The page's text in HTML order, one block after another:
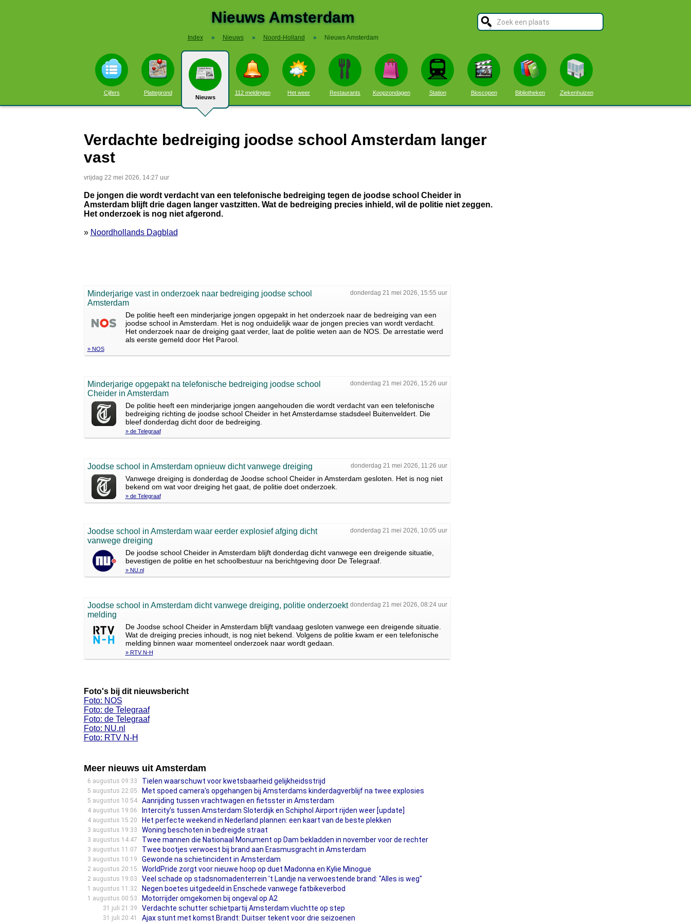
Nieuws Amsterdam
Index » Nieuws » Noord-Holland » Nieuws Amsterdam
Cijfers Plattegrond
Nieuws
112 meldingen Het weer Restaurants Koopzondagen Station Bioscopen Bibliotheken Ziekenhuizen
Verdachte bedreiging joodse school Amsterdam langer
vast
vrijdag 22 mei 2026, 14:27 uur
De jongen die wordt verdacht van een telefonische bedreiging tegen de joodse school Cheider in
Amsterdam blijft drie dagen langer vastzitten. Wat de bedreiging precies inhield, wil de politie niet zeggen.
Het onderzoek is nog niet afgerond.
» Noordhollands Dagblad
donderdag 21 mei 2026, 15:55 uur
Minderjarige vast in onderzoek naar bedreiging joodse school
Amsterdam
De politie heeft een minderjarige jongen opgepakt in het onderzoek naar de bedreiging van een
joodse school in Amsterdam. Het is nog onduidelijk waar de jongen precies van wordt verdacht.
Het onderzoek naar de dreiging gaat verder, laat de politie weten aan de NOS. De arrestatie werd
als eerste gemeld door Het Parool.
» NOS
donderdag 21 mei 2026, 15:26 uur
Minderjarige opgepakt na telefonische bedreiging joodse school
Cheider in Amsterdam
De politie heeft een minderjarige jongen aangehouden die wordt verdacht van een telefonische
bedreiging richting de joodse school Cheider in het Amsterdamse stadsdeel Buitenveldert. Die
bleef donderdag dicht door de bedreiging.
» de Telegraaf
donderdag 21 mei 2026, 11:26 uur
Joodse school in Amsterdam opnieuw dicht vanwege dreiging
Vanwege dreiging is donderdag de Joodse school Cheider in Amsterdam gesloten. Het is nog niet
bekend om wat voor dreiging het gaat, de politie doet onderzoek.
» de Telegraaf
donderdag 21 mei 2026, 10:05 uur
Joodse school in Amsterdam waar eerder explosief afging dicht
vanwege dreiging
De joodse school Cheider in Amsterdam blijft donderdag dicht vanwege een dreigende situatie,
bevestigen de politie en het schoolbestuur na berichtgeving door De Telegraaf.
» NU.nl
donderdag 21 mei 2026, 08:24 uur
Joodse school in Amsterdam dicht vanwege dreiging, politie onderzoekt
melding
De Joodse school Cheider in Amsterdam blijft vandaag gesloten vanwege een dreigende situatie.
Wat de dreiging precies inhoudt, is nog niet bekend. Volgens de politie kwam er een telefonische
melding binnen waar momenteel onderzoek naar wordt gedaan.
» RTV N-H
Foto's bij dit nieuwsbericht
Foto: NOS
Foto: de Telegraaf
Foto: de Telegraaf
Foto: NU.nl
Foto: RTV N-H
Meer nieuws uit Amsterdam
6 augustus 09:33 Tielen waarschuwt voor kwetsbaarheid gelijkheidsstrijd
5 augustus 22:05 Met spoed camera's opgehangen bij Amsterdams kinderdagverblijf na twee explosies
5 augustus 10:54 Aanrijding tussen vrachtwagen en fietsster in Amsterdam
4 augustus 19:06 Intercity’s tussen Amsterdam Sloterdijk en Schiphol Airport rijden weer [update]
4 augustus 15:20 Het perfecte weekend in Nederland plannen: een kaart van de beste plekken
3 augustus 19:33 Woning beschoten in bedreigde straat
3 augustus 14:47 Twee mannen die Nationaal Monument op Dam bekladden in november voor de rechter
3 augustus 11:07 Twee bootjes verwoest bij brand aan Erasmusgracht in Amsterdam
3 augustus 10:19 Gewonde na schietincident in Amsterdam
2 augustus 20:15 WorldPride zorgt voor nieuwe hoop op duet Madonna en Kylie Minogue
2 augustus 19:03 Veel schade op stadsnomadenterrein 't Landje na verwoestende brand: "Alles is weg"
1 augustus 11:32 Negen boetes uitgedeeld in Enschede vanwege fatbikeverbod
1 augustus 00:53 Motorrijder omgekomen bij ongeval op A2
31 juli 21:39 Verdachte schutter schietpartij Amsterdam vluchtte op step
31 juli 20:41 Ajax stunt met komst Brandt: Duitser tekent voor drie seizoenen